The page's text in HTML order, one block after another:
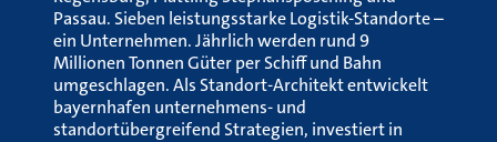
Passau. Sieben leistungsstarke Logistik-Standorte –
ein Unternehmen. Jährlich werden rund 9
Millionen Tonnen Güter per Schiff und Bahn
umgeschlagen. Als Standort-Architekt entwickelt
bayernhafen unternehmens- und
standortübergreifend Strategien, investiert in